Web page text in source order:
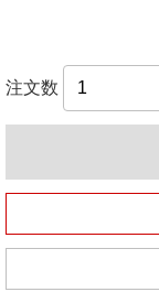
注文数